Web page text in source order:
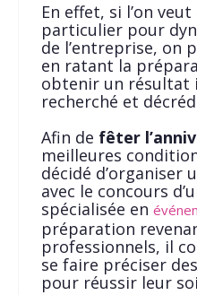
En effet, si l’on
particulier pour
de l’entreprise, on
en ratant la
obtenir un résultat
recherché et
Afin de fêter
meilleures
décidé d’organiser
avec le concours
spécialisée en
préparation
professionnels, il
se faire préciser
pour réussir leur